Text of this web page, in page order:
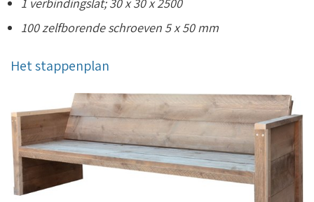
1 verbindingslat; 30 x 30 x 2500
100 zelfborende schroeven 5 x 50 mm
Het stappenplan